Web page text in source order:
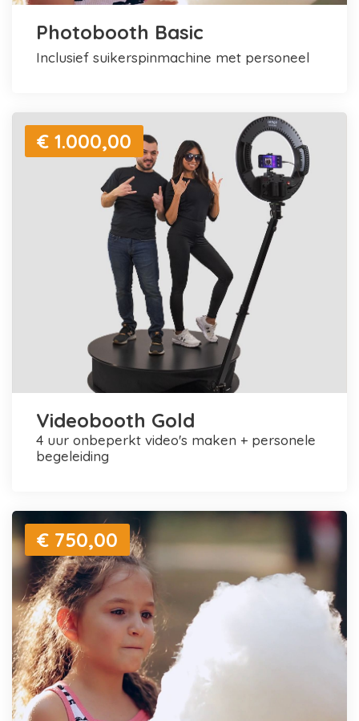
Photobooth Basic
inclusief suikerspinmachine met personeel
€ 1.000,00
Videobooth Gold
4 uur onbeperkt video's maken + personele
begeleiding
€ 750,00